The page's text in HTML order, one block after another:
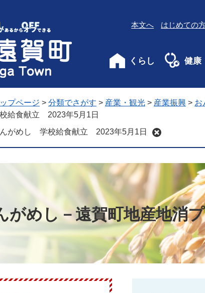
本文へ はじめての
くらし 健康
ップページ > 分類でさがす > 産業・観光 > 産業振興 > お
給食献立 2023年5月1日
がめし 学校給食献立 2023年5月1日
がめし－遠賀町地産地消